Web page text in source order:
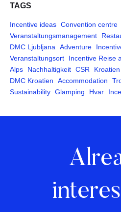
TAGS
Incentive ideas Convention centre
Veranstaltungsmanagement
DMC Ljubljana
Adventure
Veranstaltungsort
Incentive Reise
Alps
Nachhaltigkeit CSR Kroatien
DMC Kroatien
Accommodation
Sustainability Glamping Hvar